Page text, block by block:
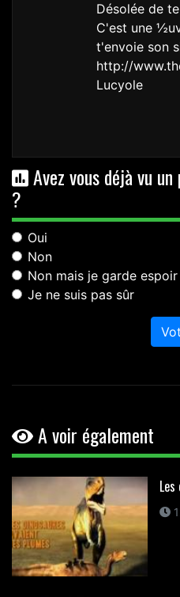
Désolée de
C'est une
t'envoie son
http://
Lucyole
Avez vous déjà vu
?
Oui
Non
Non mais je garde espoir
Je ne suis pas sûr
A voir également